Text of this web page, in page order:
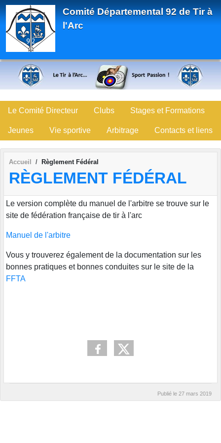
Comité Départemental 92 de Tir à
l'Arc
Le Comité Directeur Clubs Stages et Formations
Jeunes Vie sportive Arbitrage Contacts et liens
Accueil Règlement Fédéral
RÈGLEMENT FÉDÉRAL
Le version complète du manuel de l'arbitre se trouve sur le
site de fédération française de tir à l'arc
Manuel de l'arbitre
Vous y trouverez également de la documentation sur les
bonnes pratiques et bonnes conduites sur le site de la
FFTA
Publié le 27 mars 2019
Panneau de gestion des cookies